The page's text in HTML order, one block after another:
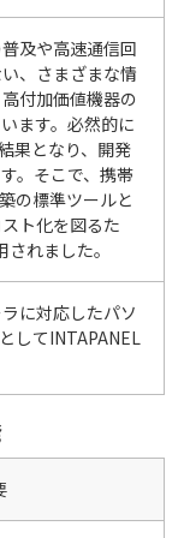
及や高速通信回
、さまざまな情
付加価値機器の
ます。必然的に
果となり、開発
。そこで、携帯
の標準ツールと
ト化を図るた
れました。
に対応したパソ
してINTAPANEL